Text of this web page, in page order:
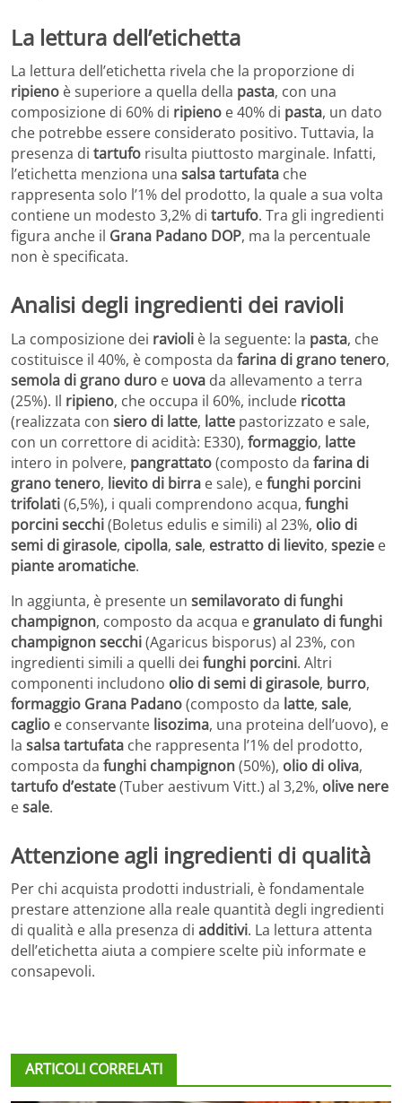
La lettura dell’etichetta
La lettura dell’etichetta rivela che la proporzione di
ripieno è superiore a quella della pasta, con una
composizione di 60% di ripieno e 40% di pasta, un dato
che potrebbe essere considerato positivo. Tuttavia, la
presenza di tartufo risulta piuttosto marginale. Infatti,
l’etichetta menziona una salsa tartufata che
rappresenta solo l’1% del prodotto, la quale a sua volta
contiene un modesto 3,2% di tartufo. Tra gli ingredienti
figura anche il Grana Padano DOP, ma la percentuale
non è specificata.
Analisi degli ingredienti dei ravioli
La composizione dei ravioli è la seguente: la pasta, che
costituisce il 40%, è composta da farina di grano tenero,
semola di grano duro e uova da allevamento a terra
(25%). Il ripieno, che occupa il 60%, include ricotta
(realizzata con siero di latte, latte pastorizzato e sale,
con un correttore di acidità: E330), formaggio, latte
intero in polvere, pangrattato(composto da farina di
grano tenero, lievito di birra e sale), efunghi porcini
trifolati(6,5%), i quali comprendono acqua, funghi
porcini secchi(Boletus edulis e simili) al 23%, olio di
semi di girasole, cipolla, sale, estratto di lievito, spezie e
piante aromatiche.
In aggiunta, è presente un semilavorato di funghi
champignon, composto da acqua e granulato di funghi
champignon secchi(Agaricus bisporus) al 23%, con
ingredienti simili a quelli dei funghi porcini. Altri
componenti includono olio di semi di girasole, burro,
formaggio Grana Padano(composto da latte, sale,
caglio e conservante lisozima, una proteina dell’uovo), e
la salsa tartufata che rappresenta l’1% del prodotto,
composta da funghi champignon(50%), olio di oliva,
tartufo d’estate(Tuber aestivum Vitt.) al 3,2%, olive nere
esale.
Attenzione agli ingredienti di qualità
Per chi acquista prodotti industriali, è fondamentale
prestare attenzione alla reale quantità degli ingredienti
di qualità e alla presenza di additivi. La lettura attenta
dell’etichetta aiuta a compiere scelte più informate e
consapevoli.
ARTICOLI CORRELATI